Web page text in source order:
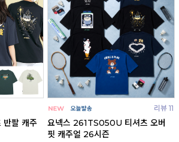
반팔 캐주
리뷰 11
요넥스 261TS050U 티셔츠 오버
핏 캐주얼 26시즌